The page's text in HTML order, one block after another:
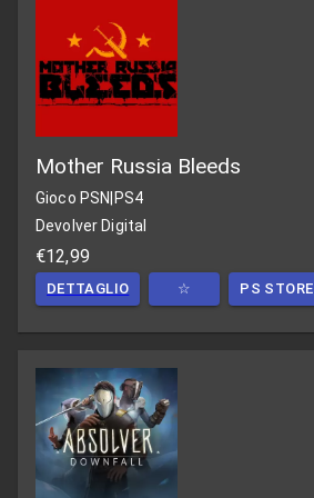
Mother Russia Bleeds
Gioco PSN PS4
Devolver Digital
€12,99
DETTAGLIO ☆ PS STORE